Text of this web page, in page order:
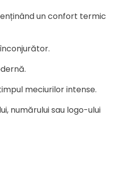
un confort termic
meciurilor intense.
numărului sau logo-ului